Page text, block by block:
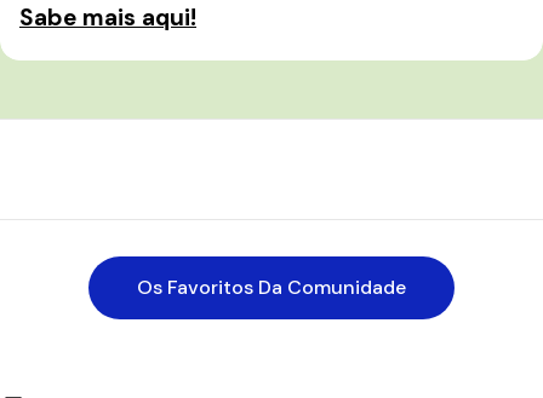
Sabe mais aqui!
Os Favoritos Da Comunidade